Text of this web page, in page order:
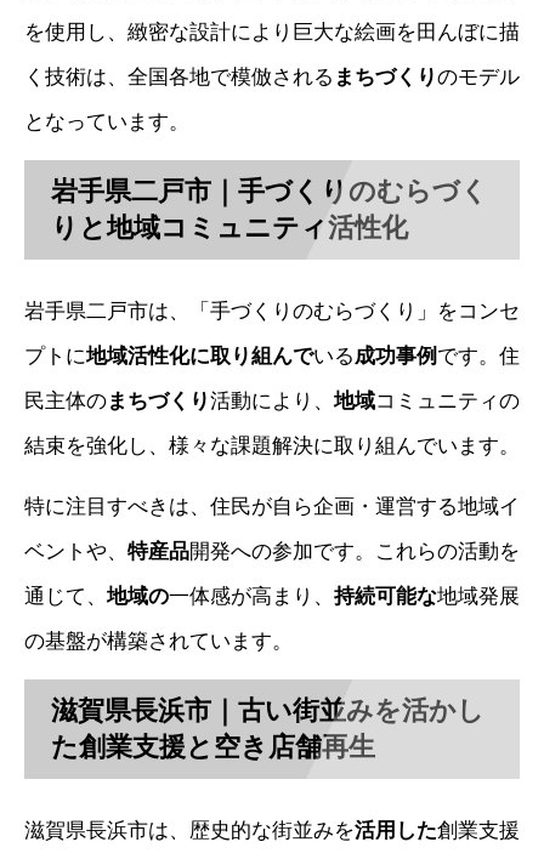
を使用し、緻密な設計により巨大な絵画を田んぼに描
く技術は、全国各地で模倣される まちづくりのモデル
となっています。
岩手県二戸市｜手づくりのむらづく
りと地域コミュニティ活性化
岩手県二戸市は、「手づくりのむらづくり」をコンセ
プトに地域活性化に取り組んでいる成功事例 です。住
民主体のまちづくり活動により、 地域コミュニティの
結束を強化し、様々な課題解決に取り組んでいます。
特に注目すべきは、住民が自ら企画・運営する地域イ
ベントや、 特産品開発への参加です。これらの活動を
通じて、 地域の一体感が高まり、 持続可能な地域発展
の基盤が構築されています。
滋賀県長浜市｜古い街並みを活かし
た創業支援と空き店舗再生
滋賀県長浜市は、歴史的な街並みを活用した創業支援